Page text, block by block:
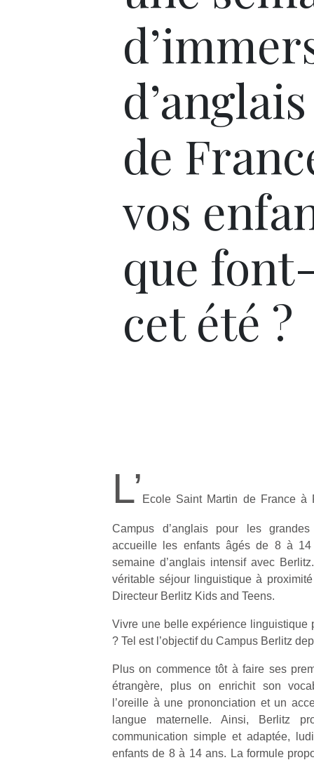
de
vos
que
cet été ?
L’ Ecole Saint Martin de France à
Campus d’anglais pour les
accueille les enfants âgés de 8 à
semaine d’anglais intensif avec
véritable séjour linguistique à
Directeur Berlitz Kids and Teens.
Vivre une belle expérience linguistique
? Tel est l’objectif du Campus Berlitz
Plus on commence tôt à faire ses
étrangère, plus on enrichit son
l’oreille à une prononciation et un
langue maternelle. Ainsi, Berlitz
communication simple et adaptée,
enfants de 8 à 14 ans. La formule